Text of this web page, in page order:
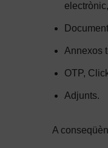
Annexos
OTP,
Adjunts.
A